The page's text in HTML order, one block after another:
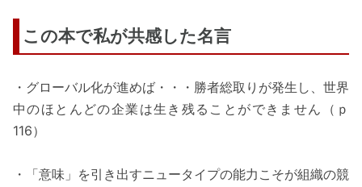
この本で私が共感した名言
・グローバル化が進めば・・・勝者総取りが発生し、世界
中のほとんどの企業は生き残ることができません（ｐ
116）
・「意味」を引き出すニュータイプの能力こそが組織の競